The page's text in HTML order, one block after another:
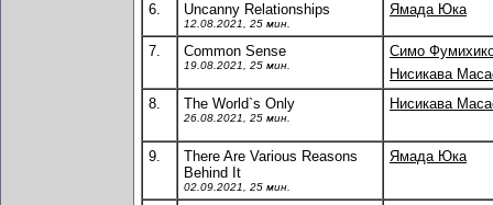
6. Uncanny Relationships
12.08.2021, 25 мин.
Ямада Юка
7. Common Sense
19.08.2021, 25 мин.
Симо
Нисикава
8.
The World`s Only
26.08.2021, 25 мин.
Нисикава
9.
There Are Various Reasons
Behind It
02.09.2021, 25 мин.
Ямада Юка